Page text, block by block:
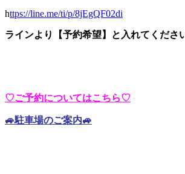
https://line.me/ti/p/8jEgQF02di
ラインより【予約希望】と入れてくださ
♡ご予約についてはこちら♡
🚙駐車場のご案内🚙